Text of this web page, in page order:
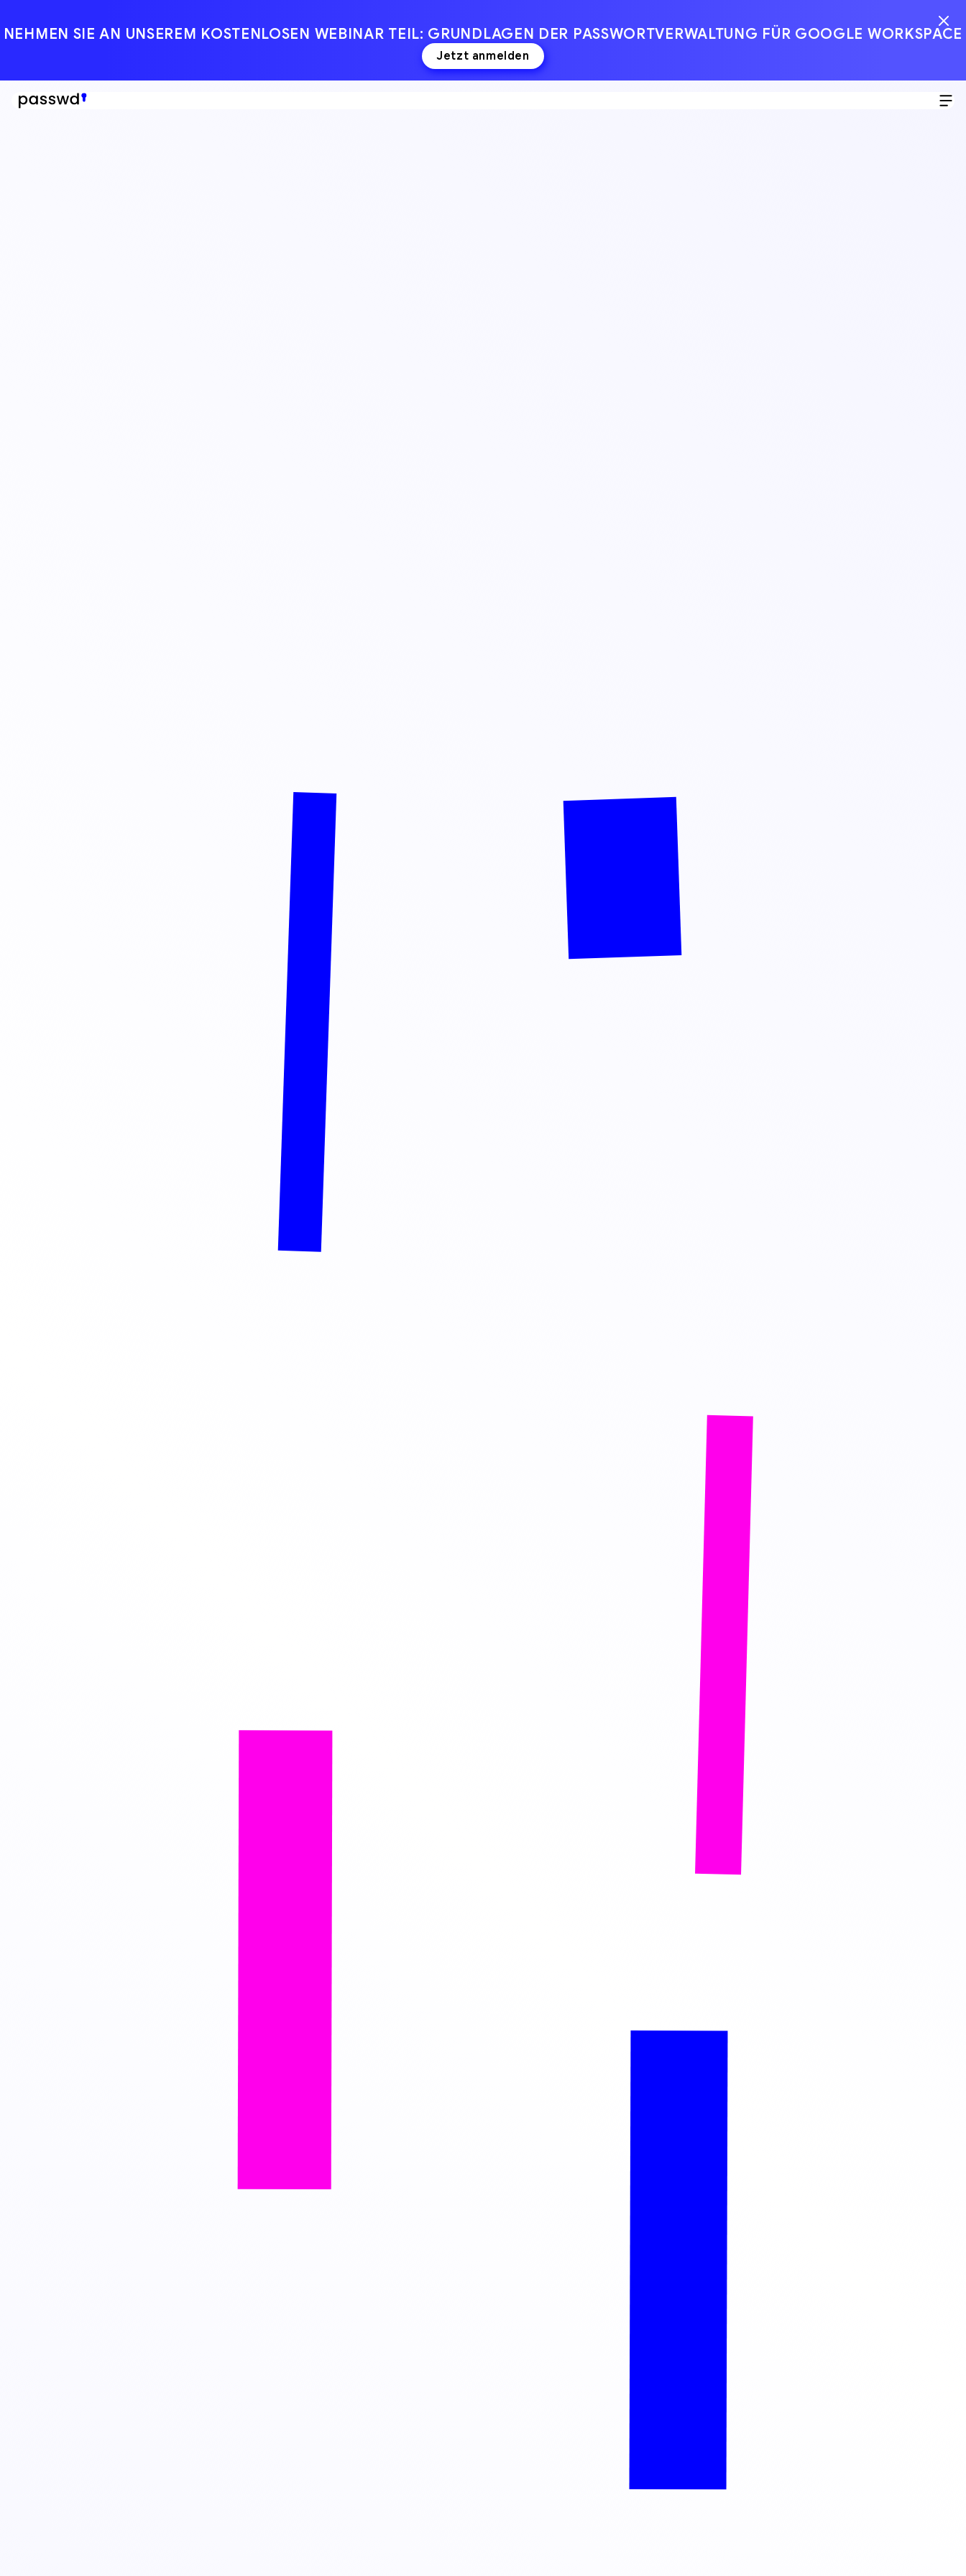
NEHMEN SIE AN UNSEREM KOSTENLOSEN WEBINAR TEIL: GRUNDLAGEN DER PASSWORTVERWALTUNG FÜR GOOGLE WORKSPACE
Jetzt anmelden